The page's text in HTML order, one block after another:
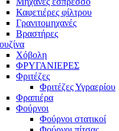
Καφετιέρες φίλτρου
Γρανιτομηχανές
Βραστήρες
Χόβολη
ΦΡΥΓΑΝΙΕΡΕΣ
Φριτέζες
Φριτέζες Υγραερίου
Φραπιέρα
Φούρνοι
Φούρνοι στατικοί